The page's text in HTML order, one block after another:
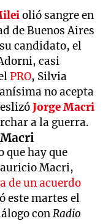
olió sangre en
de Buenos Aires
candidato, el
casi
PRO, Silvia
no acepta
Jorge Macri
a la guerra.
que hay que
Macri,
de un acuerdo
este martes el
conRadio